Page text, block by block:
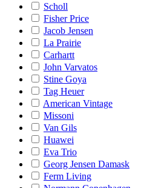
Scholl
Fisher Price
Jacob Jensen
La Prairie
Carhartt
John Varvatos
Stine Goya
Tag Heuer
American Vintage
Missoni
Van Gils
Huawei
Eva Trio
Georg Jensen Damask
Ferm Living